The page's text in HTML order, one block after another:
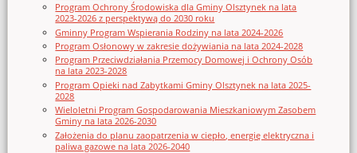
Program Ochrony Środowiska dla Gminy Olsztynek na lata
2023-2026 z perspektywą do 2030 roku
Gminny Program Wspierania Rodziny na lata 2024-2026
Program Osłonowy w zakresie dożywiania na lata 2024-2028
Program Przeciwdziałania Przemocy Domowej i Ochrony Osób
na lata 2023-2028
Program Opieki nad Zabytkami Gminy Olsztynek na lata 2025-
2028
Wieloletni Program Gospodarowania Mieszkaniowym Zasobem
Gminy na lata 2026-2030
Założenia do planu zaopatrzenia w ciepło, energię elektryczna i
paliwa gazowe na lata 2026-2040